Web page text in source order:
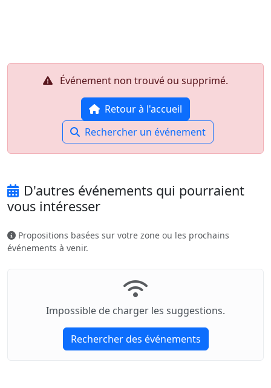
Événement non trouvé ou supprimé.
Retour à l'accueil
Rechercher un événement
D'autres événements qui pourraient
vous intéresser
Propositions basées sur votre zone ou les prochains
événements à venir.
Impossible de charger les suggestions.
Rechercher des événements